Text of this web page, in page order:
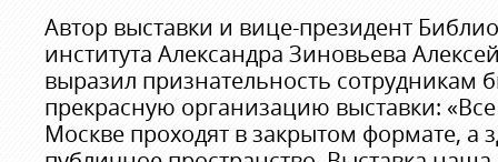
Автор выставки и вице-президент
института Александра Зиновьева
выразил признательность сотрудникам
прекрасную организацию выставки:
Москве проходят в закрытом формате, а